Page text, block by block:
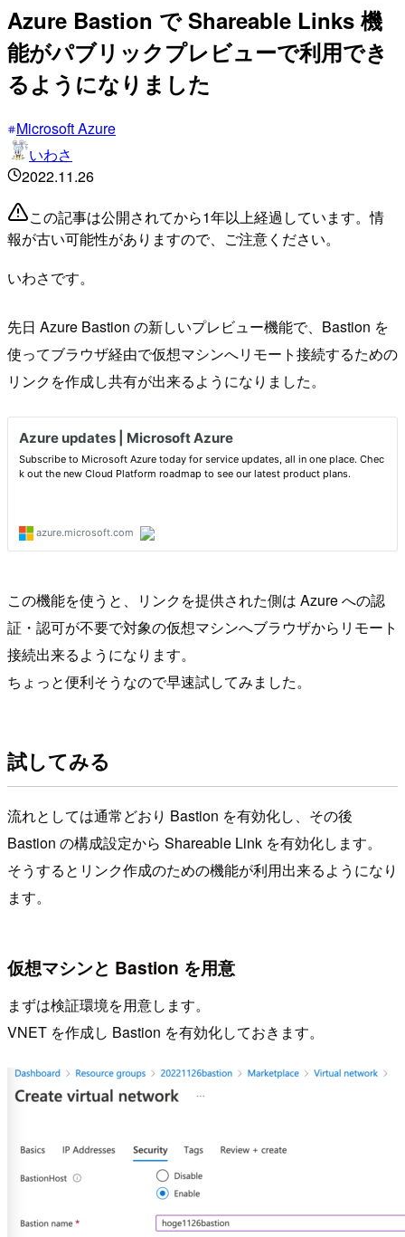
Azure Bastion で Shareable Links 機
能がパブリックプレビューで利用でき
るようになりました
Microsoft Azure
いわさ
2022.11.26
この記事は公開されてから1年以上経過しています。情
報が古い可能性がありますので、ご注意ください。
いわさです。
先日 Azure Bastion の新しいプレビュー機能で、Bastion を
使ってブラウザ経由で仮想マシンへリモート接続するための
リンクを作成し共有が出来るようになりました。
この機能を使うと、リンクを提供された側は Azure への認
証・認可が不要で対象の仮想マシンへブラウザからリモート
接続出来るようになります。
ちょっと便利そうなので早速試してみました。
試してみる
流れとしては通常どおり Bastion を有効化し、その後
Bastion の構成設定から Shareable Link を有効化します。
そうするとリンク作成のための機能が利用出来るようになり
ます。
仮想マシンと Bastion を用意
まずは検証環境を用意します。
VNET を作成し Bastion を有効化しておきます。